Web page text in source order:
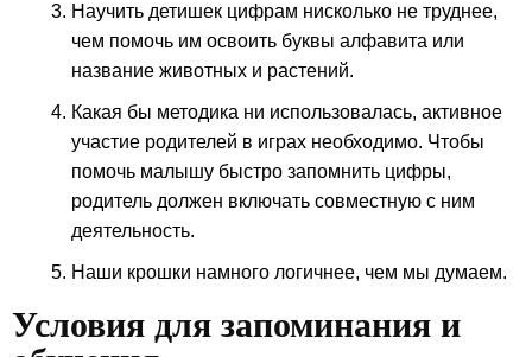
Научить детишек цифрам нисколько не труднее,
чем помочь им освоить буквы алфавита или
название животных и растений.
Какая бы методика ни использовалась, активное
участие родителей в играх необходимо. Чтобы
помочь малышу быстро запомнить цифры,
родитель должен включать совместную с ним
деятельность.
Наши крошки намного логичнее, чем мы думаем.
Условия для запоминания и